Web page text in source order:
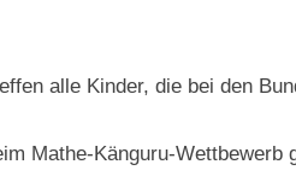
alle Kinder, die bei den
Mathe-Känguru-